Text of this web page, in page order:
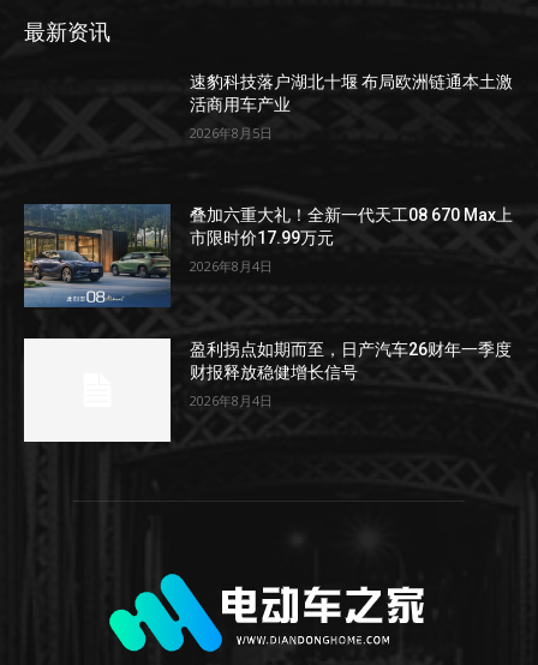
最新资讯
速豹科技落户湖北十堰 布局欧洲链通本土激
活商用车产业
2026年8月5日
叠加六重大礼！全新一代天工08 670 Max上
市限时价17.99万元
2026年8月4日
盈利拐点如期而至，日产汽车26财年一季度
财报释放稳健增长信号
2026年8月4日